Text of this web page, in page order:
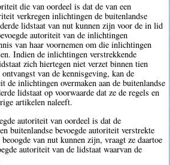
die van oordeel is dat de van een
verkregen inlichtingen de buitenlandse
lidstaat van nut kunnen zijn voor de in lid
autoriteit van de inlichtingen
van haar voornemen om die inlichtingen
Indien de inlichtingen verstrekkende
zich hiertegen niet verzet binnen tien
van de kennisgeving, kan de
de inlichtingen overmaken aan de buitenlandse
lidstaat op voorwaarde dat ze de regels en
artikelen naleeft.
autoriteit van oordeel is dat de
buitenlandse bevoegde autoriteit verstrekte
van nut kunnen zijn, vraagt ze daartoe
autoriteit van de lidstaat waarvan de